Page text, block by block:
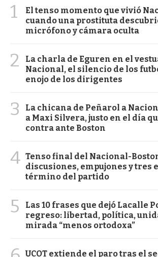
1
El tenso momento que vivió
cuando una prostituta
micrófono y cámara oculta
2
La charla de Eguren en el
Nacional, el silencio de los
enojo de los dirigentes
3
La chicana de Peñarol a
a Maxi Silvera, justo en el día
contra ante Boston
4 Tenso final del Nacional-
discusiones, empujones y tres
término del partido
5
Las 10 frases que dejó Lacalle
regreso: libertad, política,
mirada “menos ortodoxa”
UCOT extiende el paro tras el